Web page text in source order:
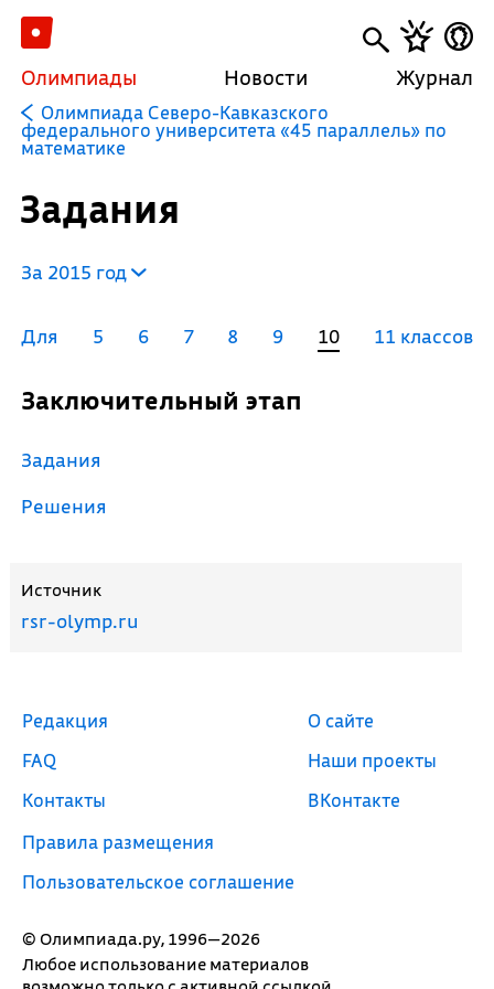
Олимпиады Новости Журнал
Олимпиада Северо-Кавказского
федерального университета «45 параллель» по
математике
Задания
За 2015 год
Для 5 6 7 8 9 10 11 классов
Заключительный этап
Задания
Решения
Источник
rsr-olymp.ru
© Олимпиада.ру, 1996—2026
Любое использование материалов
Редакция
FAQ
Контакты
Правила размещения
Пользовательское соглашение
О сайте
Наши проекты
ВКонтакте